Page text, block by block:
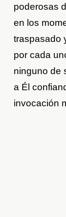
poderosas
en los
traspasado
por cada
ninguno de
a Él
invocación